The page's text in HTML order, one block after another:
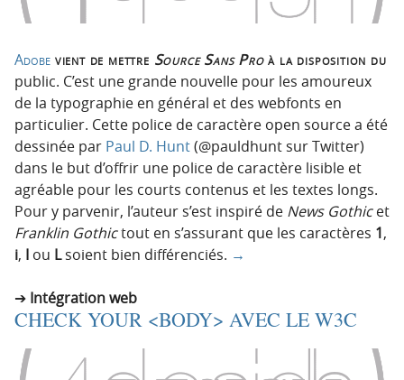
Adobe vient de mettre Source Sans Proà la disposition du
public. C’est une grande nouvelle pour les amoureux
de la typographie en général et des webfonts en
particulier. Cette police de caractère open source a été
dessinée par Paul D. Hunt(@pauldhunt sur Twitter)
dans le but d’offrir une police de caractère lisible et
agréable pour les courts contenus et les textes longs.
Pour y parvenir, l’auteur s’est inspiré de News Gothicet
Franklin Gothictout en s’assurant que les caractères 1,
i, I ou Lsoient bien différenciés. →
Intégration web
CHECK YOUR <BODY> AVEC LE W3C